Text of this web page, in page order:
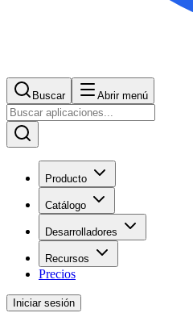
Buscar Abrir menú
Producto
Catálogo
Desarrolladores
Recursos
Precios
Iniciar sesión